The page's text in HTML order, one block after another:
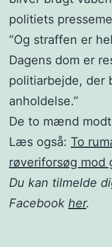
politiets
“Og straffen er
Dagens dom er
politiarbejde, der
anholdelse.”
De to mænd
Læs også: To
røveriforsøg mod
Du kan tilmelde
Facebook her.